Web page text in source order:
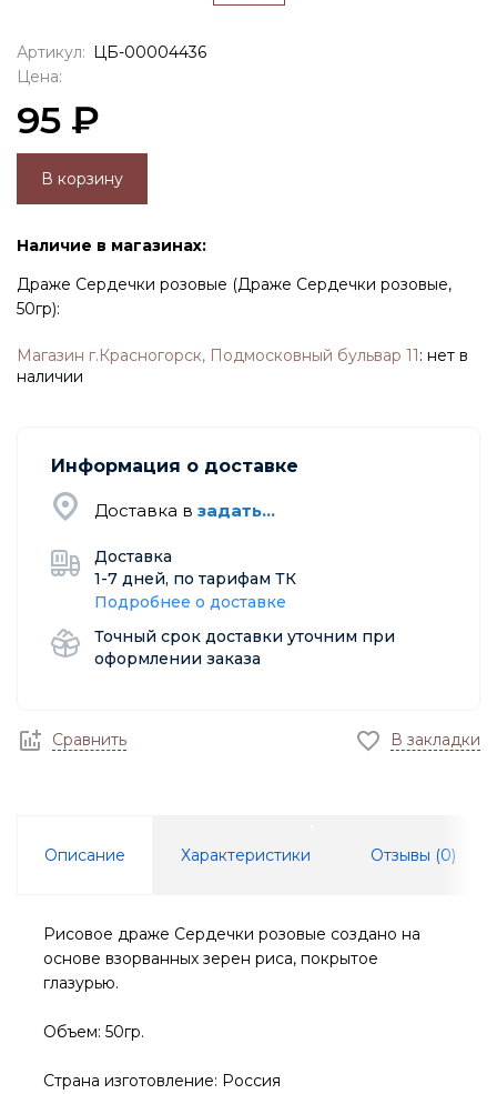
Артикул: ЦБ-00004436
Цена:
95 ₽
В корзину
Наличие в магазинах:
Драже Сердечки розовые (Драже Сердечки розовые,
50гр):
Магазин г.Красногорск, Подмосковный бульвар 11: нет в
наличии
Информация о доставке
Доставка в задать...
Доставка
1-7 дней, по тарифам ТК
Подробнее о доставке
Точный срок доставки уточним при
оформлении заказа
Сравнить В закладки
Описание Характеристики Отзывы (0)
Рисовое драже Сердечки розовые создано на
основе взорванных зерен риса, покрытое
глазурью.
Объем: 50гр.
Страна изготовление: Россия